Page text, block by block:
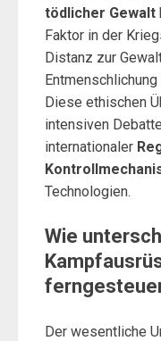
tödlicher Gewalt
Faktor in der
Distanz zur
Diese ethischen
intensiven
internationaler
Technologien.
Wie
Der wesentliche